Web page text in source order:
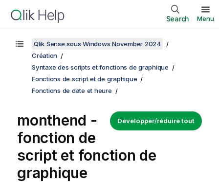
Search Menu
Qlik Sense sous Windows November 2024
Création
Syntaxe des scripts et fonctions de graphique
Fonctions de script et de graphique
Fonctions de date et heure
Développer/réduire tout
monthend -
fonction de
script et fonction de
graphique